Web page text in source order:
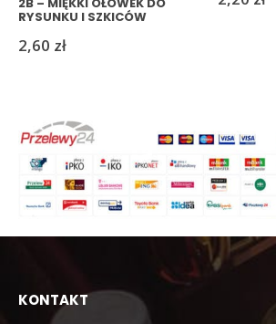
2B – MIĘKKI OŁÓWEK DO
RYSUNKU I SZKICÓW
2,60 zł
KONTAKT